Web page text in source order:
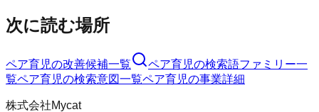
次に読む場所
ペア育児の改善候補一覧 ペア育児の検索語ファミリー一
覧ペア育児の検索意図一覧ペア育児の事業詳細
株式会社Mycat